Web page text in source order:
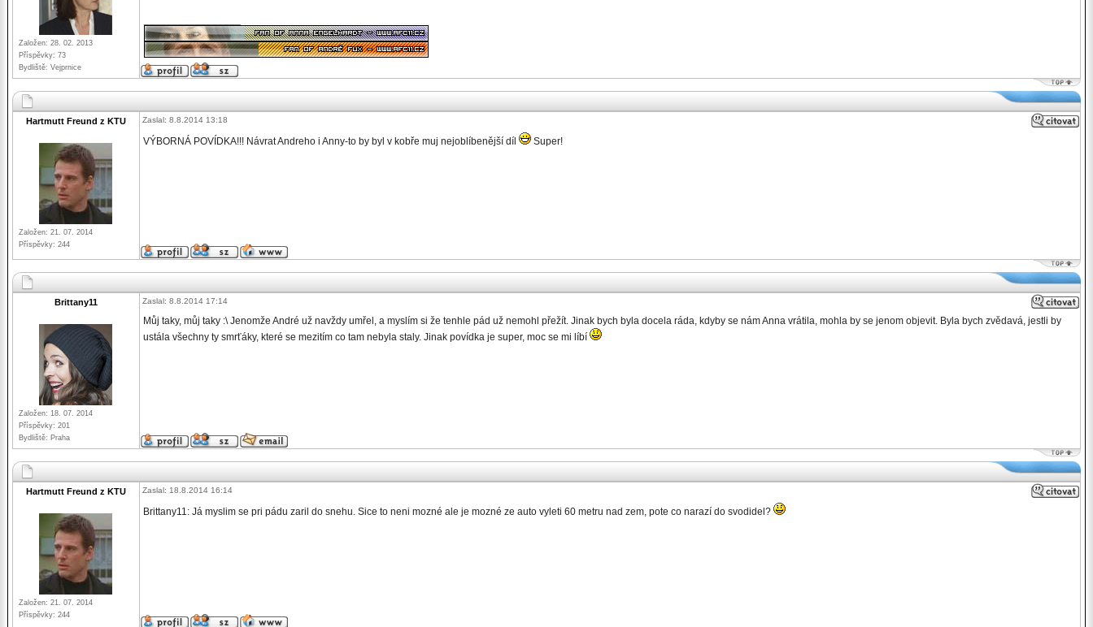
Založen: 28. 02. 2013
Příspěvky: 73
Bydliště: Vejprnice
Hartmutt Freund z KTU
Založen: 21. 07. 2014
Příspěvky: 244
Zaslal: 8.8.2014 13:18
VÝBORNÁ POVÍDKA!!! Návrat Andreho i Anny-to by byl v kobře muj nejoblíbenější díl Super!
Brittany11
Založen: 18. 07. 2014
Příspěvky: 201
Bydliště: Praha
Zaslal: 8.8.2014 17:14
Můj taky, můj taky :\ Jenomže André už navždy umřel, a myslím si že tenhle pád už nemohl přežít. Jinak bych byla docela ráda, kdyby se nám Anna vrátila, mohla by se jenom objevit. Byla bych zvědavá, jestli by
ustála všechny ty smrťáky, které se mezitím co tam nebyla staly. Jinak povídka je super, moc se mi líbí
Hartmutt Freund z KTU
Založen: 21. 07. 2014
Příspěvky: 244
Zaslal: 18.8.2014 16:14
Brittany11: Já myslim se pri pádu zaril do snehu. Sice to neni mozné ale je mozné ze auto vyleti 60 metru nad zem, pote co narazí do svodidel?